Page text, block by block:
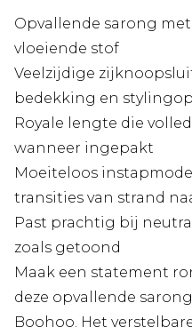
Opvallende sarong
vloeiende stof
Veelzijdige
bedekking en
Royale lengte die
wanneer ingepakt
Moeiteloos
transities van strand
Past prachtig bij
zoals getoond
Maak een statement
deze opvallende
Boohoo. Het